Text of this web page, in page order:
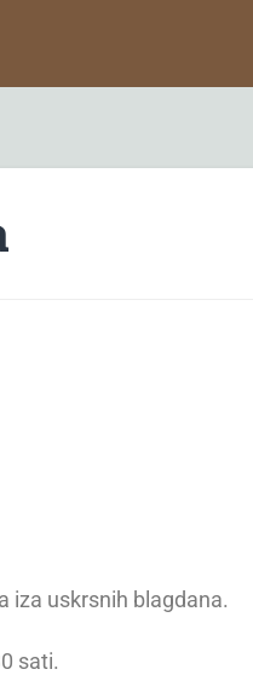
iza uskrsnih blagdana.
sati.